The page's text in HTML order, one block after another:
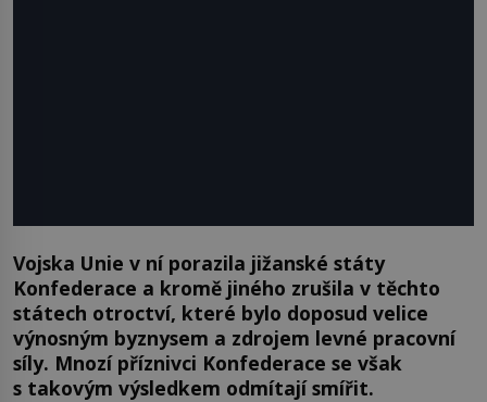
Vojska Unie v ní porazila jižanské státy
Konfederace a kromě jiného zrušila v těchto
státech otroctví, které bylo doposud velice
výnosným byznysem a zdrojem levné pracovní
síly. Mnozí příznivci Konfederace se však
s takovým výsledkem odmítají smířit.